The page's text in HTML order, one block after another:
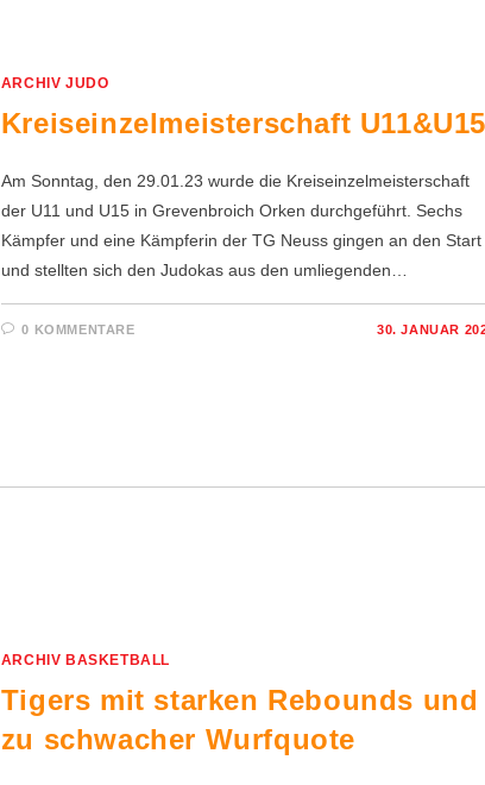
ARCHIV JUDO
Kreiseinzelmeisterschaft
Am Sonntag, den 29.01.23 wurde die Kreiseinzelmeisterschaft
der U11 und U15 in Grevenbroich Orken durchgeführt. Sechs
Kämpfer und eine Kämpferin der TG Neuss gingen an den Start
und stellten sich den Judokas aus den umliegenden…
0 KOMMENTARE 30. JANUAR
ARCHIV BASKETBALL
Tigers mit starken Rebounds und
zu schwacher Wurfquote